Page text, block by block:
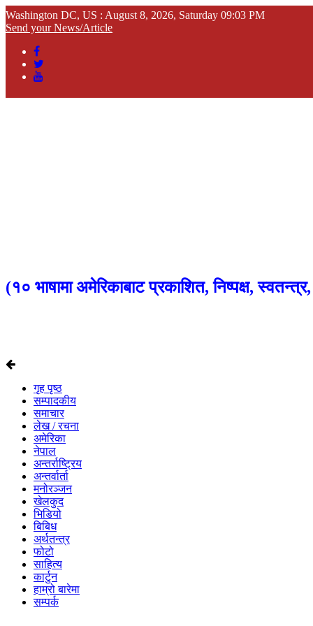
Washington DC, US : August 8, 2026, Saturday 09:03 PM
Send your News/Article
(१० भाषामा अमेरिकाबाट प्रकाशित, निष्पक्ष,
गृह पृष्ठ
सम्पादकीय
समाचार
लेख / रचना
अमेरिका
नेपाल
अन्तर्राष्ट्रिय
अन्तर्वार्ता
मनोरञ्जन
खेलकुद
भिडियो
बिबिध
अर्थतन्त्र
फोटो
साहित्य
कार्टुन
हाम्रो बारेमा
सम्पर्क